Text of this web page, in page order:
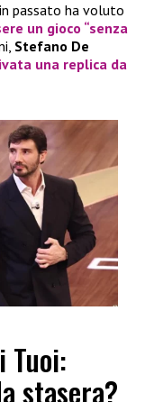
passato ha voluto
un gioco “senza
Stefano De
una replica da
Tuoi:
stasera?